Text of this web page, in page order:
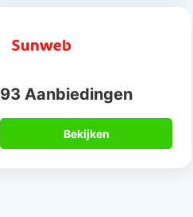
93 Aanbiedingen
Bekijken